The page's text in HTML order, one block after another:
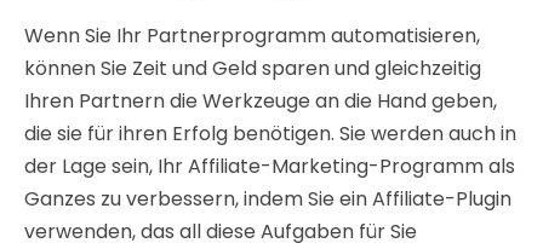
Wenn Sie Ihr Partnerprogramm automatisieren,
können Sie Zeit und Geld sparen und gleichzeitig
Ihren Partnern die Werkzeuge an die Hand geben,
die sie für ihren Erfolg benötigen. Sie werden auch in
der Lage sein, Ihr Affiliate-Marketing-Programm als
Ganzes zu verbessern, indem Sie ein Affiliate-Plugin
verwenden, das all diese Aufgaben für Sie